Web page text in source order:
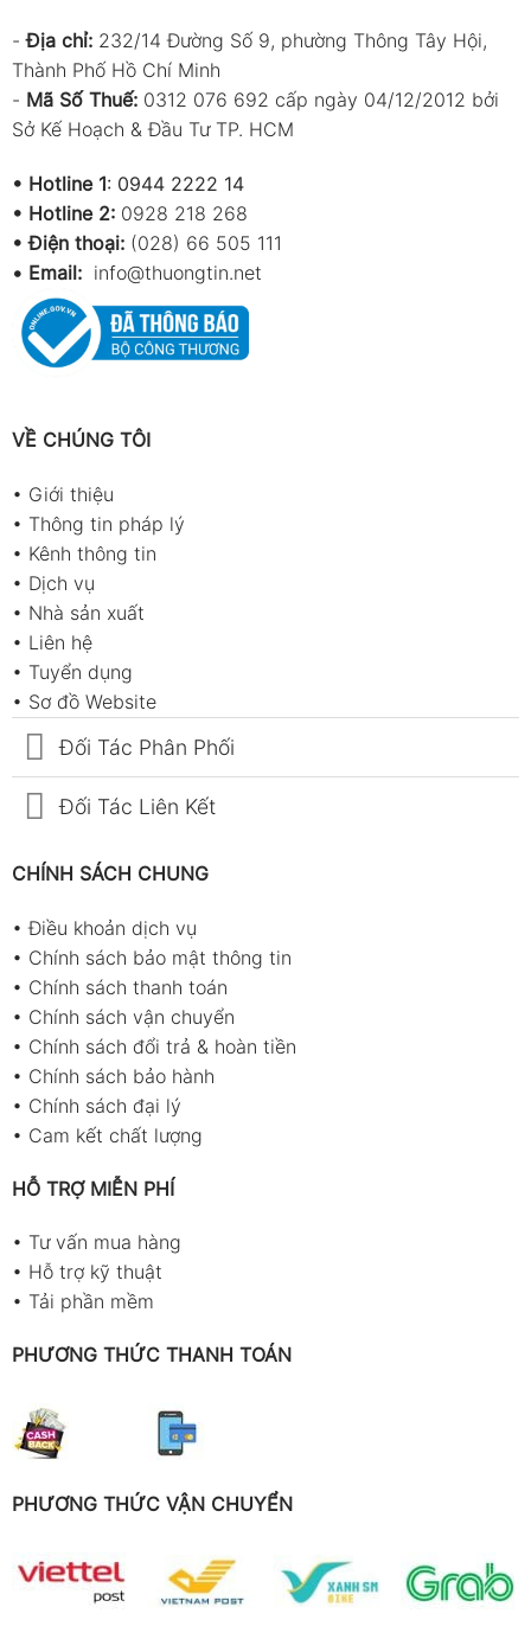
-Địa chỉ: 232/14 Đường Số 9, phường Thông Tây Hội,
Thành Phố Hồ Chí Minh
- Mã Số Thuế: 0312 076 692 cấp ngày 04/12/2012 bởi
Sở Kế Hoạch & Đầu Tư TP. HCM
• Hotline 1: 0944 2222 14
• Hotline 2: 0928 218 268
• Điện thoại: (028) 66 505 111
• Email: info@thuongtin.net
VỀ CHÚNG TÔI
• Giới thiệu
• Thông tin pháp lý
• Kênh thông tin
• Dịch vụ
• Nhà sản xuất
• Liên hệ
• Tuyển dụng
• Sơ đồ Website
Đối Tác Phân Phối
Đối Tác Liên Kết
CHÍNH SÁCH CHUNG
•Điều khoản dịch vụ
• Chính sách bảo mật thông tin
• Chính sách thanh toán
• Chính sách vận chuyển
• Chính sách đổi trả & hoàn tiền
• Chính sách bảo hành
• Chính sách đại lý
• Cam kết chất lượng
HỖ TRỢ MIỄN PHÍ
• Tư vấn mua hàng
• Hỗ trợ kỹ thuật
• Tải phần mềm
PHƯƠNG THỨC THANH TOÁN
PHƯƠNG THỨC VẬN CHUYỂN